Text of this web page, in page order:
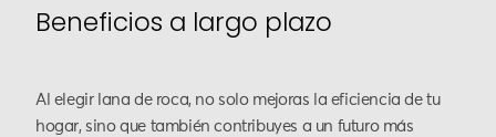
Beneficios a largo plazo
Al elegir lana de roca, no solo mejoras la eficiencia de tu
hogar, sino que también contribuyes a un futuro más